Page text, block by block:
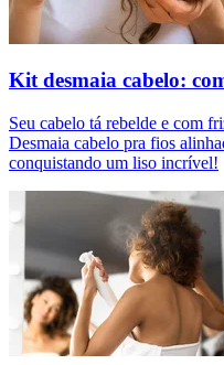
Kit desmaia cabelo:
Seu cabelo tá rebelde e com
Desmaia cabelo pra fios
conquistando um liso incrível!